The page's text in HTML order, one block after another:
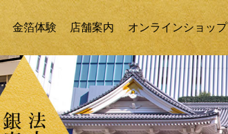
金箔体験 店舗案内 オンラインショップ